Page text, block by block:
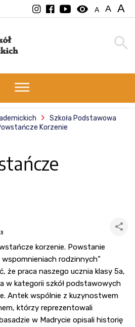
visibility A A A
Szkoła Podstawowa
Korzenie
korzenie. Powstanie
wspomnieniach rodzinnych”
że praca naszego ucznia klasy 5a,
w kategorii szkół podstawowych
Antek wspólnie z kuzynostwem
którzy reprezentowali
w Madrycie opisali historię